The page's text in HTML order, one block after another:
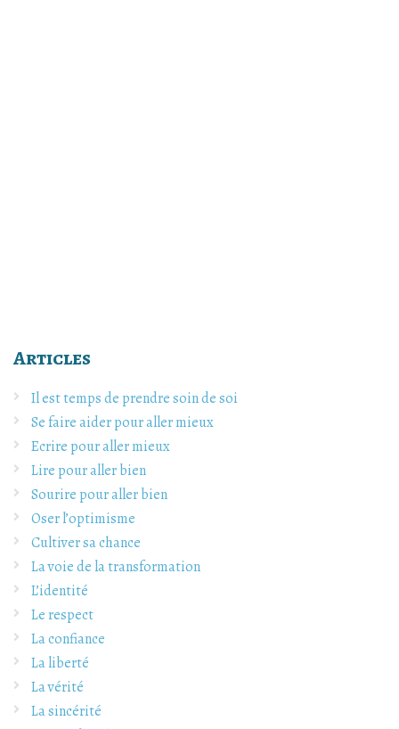
Articles
Il est temps de prendre soin de soi
Se faire aider pour aller mieux
Ecrire pour aller mieux
Lire pour aller bien
Sourire pour aller bien
Oser l’optimisme
Cultiver sa chance
La voie de la transformation
L’identité
Le respect
La confiance
La liberté
La vérité
La sincérité